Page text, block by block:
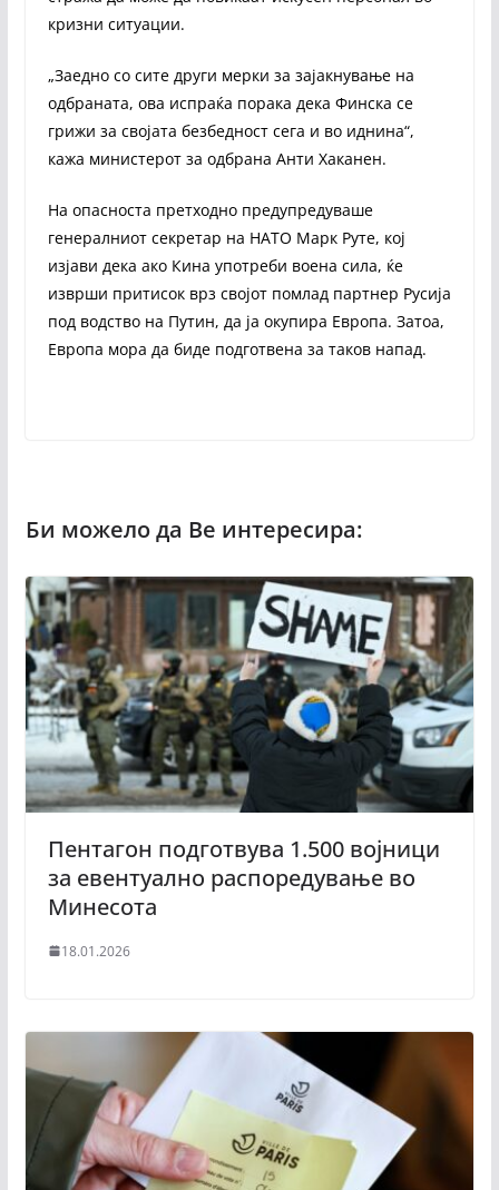
кризни ситуации.
„Заедно со сите други мерки за зајакнување на
одбраната, ова испраќа порака дека Финска се
грижи за својата безбедност сега и во иднина“,
кажа министерот за одбрана Анти Хаканен.
На опасноста претходно предупредуваше
генералниот секретар на НАТО Марк Руте, кој
изјави дека ако Кина употреби воена сила, ќе
изврши притисок врз својот помлад партнер Русија
под водство на Путин, да ја окупира Европа. Затоа,
Европа мора да биде подготвена за таков напад.
Пентагон подготвува 1.500 војници
за евентуално распоредување во
Минесота
18.01.2026